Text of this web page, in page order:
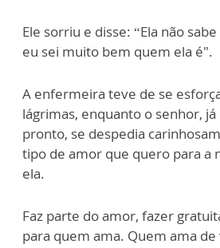
Ele sorriu e disse: “Ela não
eu sei muito bem quem ela é".
A enfermeira teve de se
lágrimas, enquanto o senhor,
pronto, se despedia
tipo de amor que quero para a
ela.
Faz parte do amor, fazer
para quem ama. Quem ama